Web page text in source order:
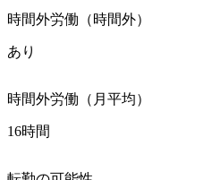
時間外労働（時間外）
あり
時間外労働（月平均）
16時間